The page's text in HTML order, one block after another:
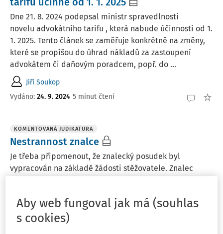
Dne 21. 8. 2024 podepsal ministr spravedlnosti
novelu advokátního tarifu , která nabude účinnosti od 1.
1. 2025. Tento článek se zaměřuje konkrétně na změny,
které se propíšou do úhrad nákladů za zastoupení
advokátem či daňovým poradcem, popř. do ...
Jiří Soukop
Vydáno: 24. 9. 2024 5 minut čtení
KOMENTOVANÁ JUDIKATURA
Nestrannost znalce
Je třeba připomenout, že znalecký posudek byl
vypracován na základě žádosti stěžovatele. Znalec
nezávisle a nestranně (§ 1 odst. 3 zákona č. 254/2019 Sb.
, ...
Aby web fungoval jak má (souhlas
s cookies)